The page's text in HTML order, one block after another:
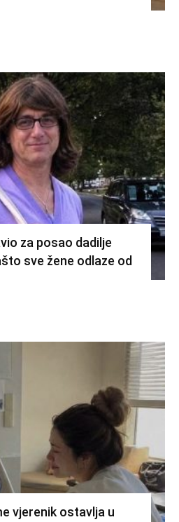
za posao dadilje
sve žene odlaze od
vjerenik ostavlja u